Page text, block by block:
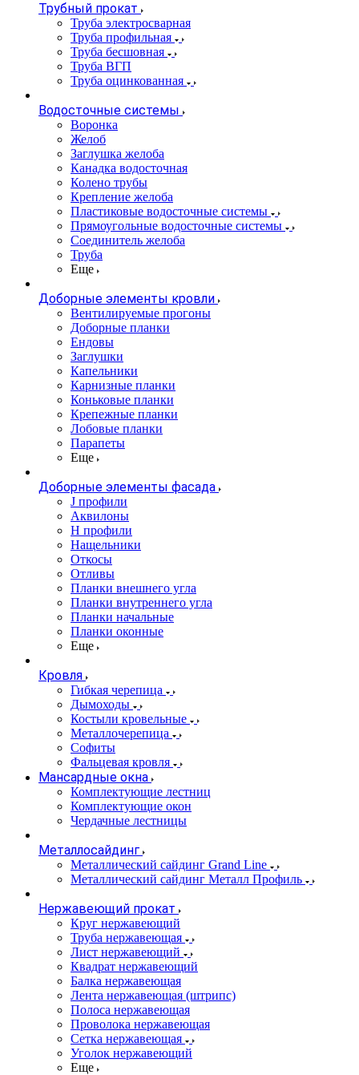
Трубный прокат
Труба электросварная
Труба профильная
Труба бесшовная
Труба ВГП
Труба оцинкованная
Водосточные системы
Воронка
Желоб
Заглушка желоба
Канадка водосточная
Колено трубы
Крепление желоба
Пластиковые водосточные системы
Прямоугольные водосточные системы
Соединитель желоба
Труба
Еще
Доборные элементы кровли
Вентилируемые прогоны
Доборные планки
Ендовы
Заглушки
Капельники
Карнизные планки
Коньковые планки
Крепежные планки
Лобовые планки
Парапеты
Еще
Доборные элементы фасада
J профили
Аквилоны
Н профили
Нащельники
Откосы
Отливы
Планки внешнего угла
Планки внутреннего угла
Планки начальные
Планки оконные
Еще
Кровля
Гибкая черепица
Дымоходы
Костыли кровельные
Металлочерепица
Софиты
Фальцевая кровля
Мансардные окна
Комплектующие лестниц
Комплектующие окон
Чердачные лестницы
Металлосайдинг
Металлический сайдинг Grand Line
Металлический сайдинг Металл Профиль
Нержавеющий прокат
Круг нержавеющий
Труба нержавеющая
Лист нержавеющий
Квадрат нержавеющий
Балка нержавеющая
Лента нержавеющая (штрипс)
Полоса нержавеющая
Проволока нержавеющая
Сетка нержавеющая
Уголок нержавеющий
Еще